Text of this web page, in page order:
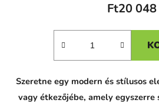
Ft20 048
Szeretne egy modern és stílusos
vagy étkezőjébe, amely egyszerre